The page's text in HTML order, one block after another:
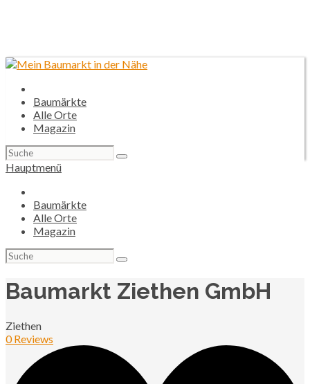
Baumärkte
Alle Orte
Magazin
Suchen
nach:
Hauptmenü
Baumärkte
Alle Orte
Magazin
Suchen
nach:
Baumarkt Ziethen GmbH
Ziethen
0 Reviews